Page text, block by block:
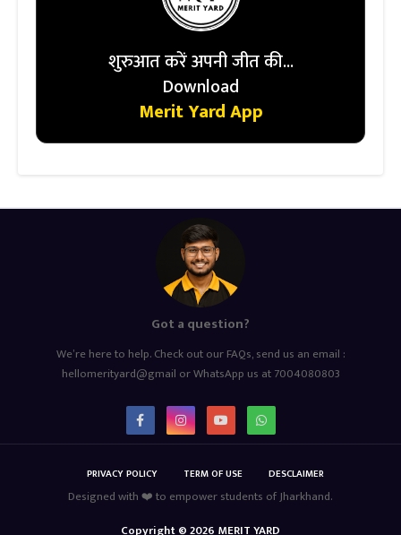
शुरुआत करें अपनी जीत की...
Download
Merit Yard App
Got a question?
We’re here to help. Check out our FAQs, send us an email :
hellomerityard@gmail or WhatsApp us at 7004080803
PRIVACY POLICY TERM OF USE DESCLAIMER
Designed with ❤️ to empower students of Jharkhand.
Copyright ©2026 MERIT YARD